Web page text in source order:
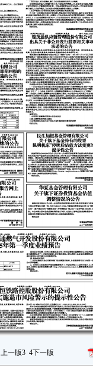
上一版3 4下一版
证券代码：600180
瑞茂通供应链管理股
第五届董事会第四十
本公司董事会及全体
导性陈述或者重大遗漏，
及连带责任。
瑞茂通供应链管理股
第四十次会议于2015年4
出席董事6人，实际出席会
议。会议由董事长万永兴
人民共和国公司法》和《
过了如下会议议案：
一、审议通过《关于
署<附条件生效的股份认购
关联董事万永兴、刘
表决结果：4票同意
易所网站www.sse.com.cn
二、审议通过《关于
议案》
表决结果：6票同意
易所网站www.sse.com.cn
特此公告。
瑞茂通供应链管理股
2015年4月13日
证券代码：600180
瑞茂通供应链管理股
限合伙）签署《附条件生